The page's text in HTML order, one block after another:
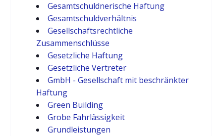
Gesamtschuldnerische Haftung
Gesamtschuldverhältnis
Gesellschaftsrechtliche
Zusammenschlüsse
Gesetzliche Haftung
Gesetzliche Vertreter
GmbH - Gesellschaft mit beschränkter
Haftung
Green Building
Grobe Fahrlässigkeit
Grundleistungen